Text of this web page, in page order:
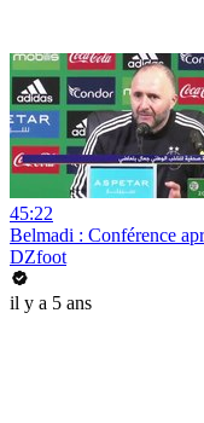
45:22
Belmadi : Conférence
DZfoot
il y a 5 ans